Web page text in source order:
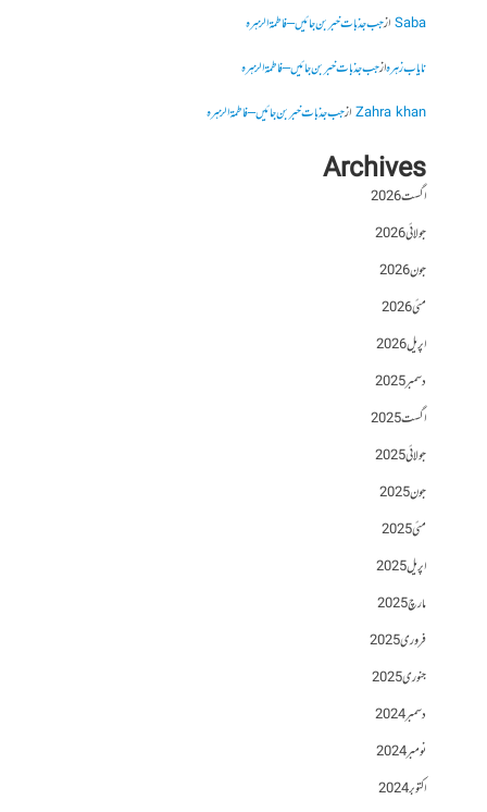
Sabaازجب جذبات خبر بن جائیں – فاطمۃالزہرہ
نایاب زہرہازجب جذبات خبر بن جائیں – فاطمۃالزہرہ
Zahra khanازجب جذبات خبر بن جائیں – فاطمۃالزہرہ
Archives
اگست 2026
جولائی 2026
جون 2026
مئی 2026
اپریل 2026
دسمبر 2025
اگست 2025
جولائی 2025
جون 2025
مئی 2025
اپریل 2025
مارچ 2025
فروری 2025
جنوری 2025
دسمبر 2024
نومبر 2024
اکتوبر 2024